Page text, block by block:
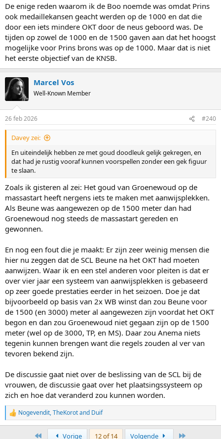
De enige reden waarom ik de Boo noemde was omdat Prins
ook medaillekansen geacht werden op de 1000 en dat die
door een iets mindere OKT door de neus geboord was. De
tijden op zowel de 1000 en de 1500 gaven aan dat het hoogst
mogelijke voor Prins brons was op de 1000. Maar dat is niet
het eerste objectief van de KNSB.
Marcel Vos
Well-Known Member
26 feb 2026 #240
Davey zei:
En uiteindelijk hebben ze met goud doodleuk gelijk gekregen, en
dat had je rustig vooraf kunnen voorspellen zonder een gek figuur
te slaan.
Zoals ik gisteren al zei: Het goud van Groenewoud op de
massastart heeft nergens iets te maken met aanwijsplekken.
Als Beune was aangewezen op de 1500 meter dan had
Groenewoud nog steeds de massastart gereden en
gewonnen.
En nog een fout die je maakt: Er zijn zeer weinig mensen die
hier nu zeggen dat de SCL Beune na het OKT had moeten
aanwijzen. Waar ik en een stel anderen voor pleiten is dat er
over vier jaar een systeem van aanwijsplekken is gebaseerd
op zeer goede prestaties eerder in het seizoen. Doe je dat
bijvoorbeeld op basis van 2x WB winst dan zou Beune voor
de 1500 (en 3000) meter al aangewezen zijn voordat het OKT
begon en dan zou Groenewoud niet gegaan zijn op de 1500
meter (wel op de 3000, TP, en MS). Daar zou Anema niets
tegenin kunnen brengen want die regels zouden al ver van
tevoren bekend zijn.
De discussie gaat niet over de beslissing van de SCL bij de
vrouwen, de discussie gaat over het plaatsingssysteem op
zich en hoe dat veranderd zou kunnen worden.
R
e
Nogevendit,TheKorotand Duif
Vorige 12 of 14 Volgende